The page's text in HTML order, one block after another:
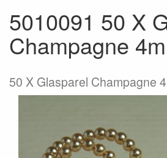
5010091 50 X
Champagne
50 X Glasparel Champagne